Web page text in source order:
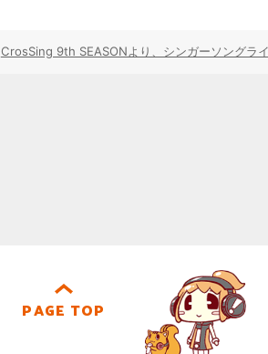
CrosSing 9th SEASONより、シンガーソングラ
PAGE TOP